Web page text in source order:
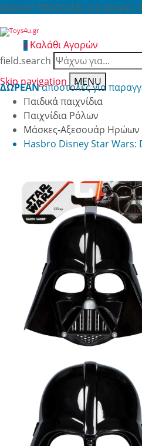
Δωρεάν Αποστολές για αγορές
0 Καλάθι Αγορών
field.search
Skip navigation
MENU
ΔΩΡΕΑΝαποστολές για
Παιδικά παιχνίδια
Παιχνίδια Ρόλων
Μάσκες-Αξεσουάρ Ηρώων
Hasbro Disney Star Wars: